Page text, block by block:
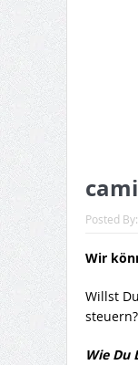
Posted By:
Wir
Willst
steuern?
Wie Du